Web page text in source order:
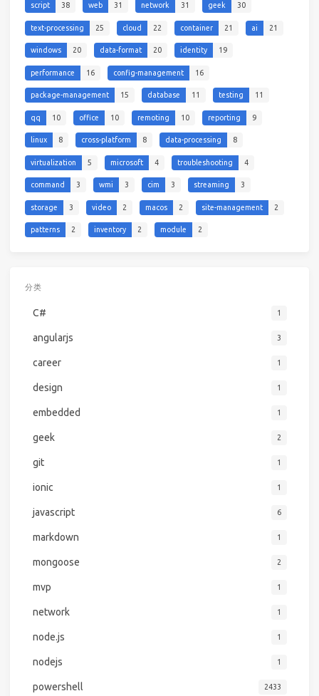
script 38 web 31 network 31 geek 30
text-processing 25 cloud 22 container 21 ai 21
windows 20 data-format 20 identity 19
performance 16 config-management 16
package-management 15 database 11 testing 11
qq 10 office 10 remoting 10 reporting 9
linux 8 cross-platform 8 data-processing 8
virtualization 5 microsoft 4 troubleshooting 4
command 3 wmi 3 cim 3 streaming 3
storage 3 video 2 macos 2 site-management 2
patterns 2 inventory 2 module 2
分类
C# 1
angularjs 3
career 1
design 1
embedded 1
geek 2
git 1
ionic 1
javascript 6
markdown 1
mongoose 2
mvp 1
network 1
node.js 1
nodejs 1
powershell 2433